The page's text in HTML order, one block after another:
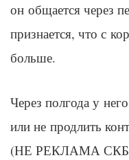
он общается через
признается, что с
больше.
Через полгода у
или не продлить
(НЕ РЕКЛАМА